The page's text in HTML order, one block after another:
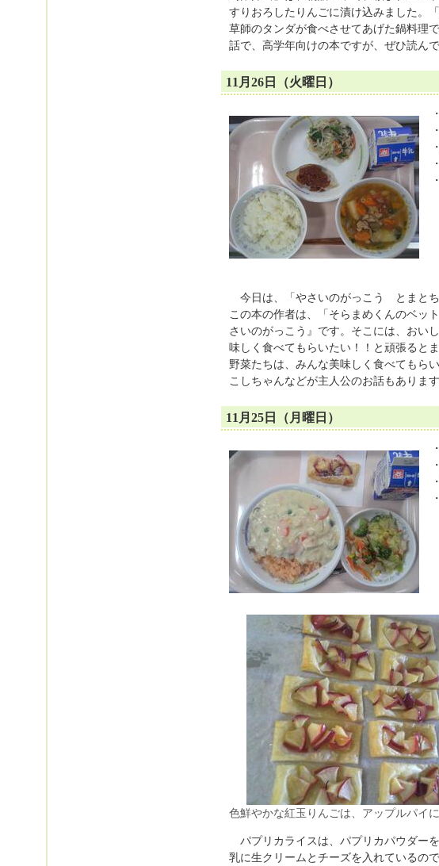
すりおろしたりんごに漬け込みました。
草師のタンダが食べさせてあげた鍋料理
話で、高学年向けの本ですが、ぜひ読んで
11月26日（火曜日）
今日は、「やさいのがっこう とまとち
この本の作者は、「そらまめくんのベッ
さいのがっこう』です。そこには、おい
味しく食べてもらいたい！！と頑張ると
野菜たちは、みんな美味しく食べてもら
こしちゃんなどが主人公のお話もあります
11月25日（月曜日）
色鮮やかな紅玉りんごは、アップルパイに
パプリカライスは、パプリカパウダー
乳に生クリームとチーズを入れているの